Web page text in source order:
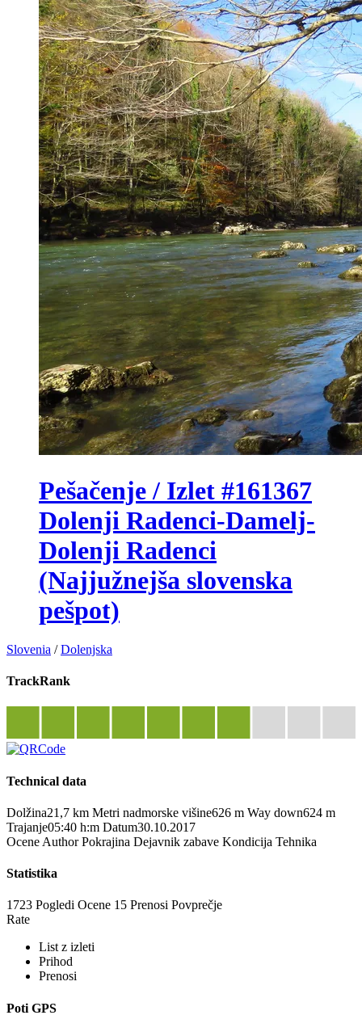
Pešačenje / Izlet #161367
Dolenji Radenci-Damelj-
Dolenji Radenci
(Najjužnejša slovenska
pešpot)
Slovenia /Dolenjska
TrackRank
Technical data
Dolžina21,7 km Metri nadmorske višine626 m Way down624 m
Trajanje05:40 h:m Datum30.10.2017
Ocene Author Pokrajina Dejavnik zabave Kondicija Tehnika
Statistika
1723 Pogledi Ocene 15 Prenosi Povprečje
Rate
List z izleti
Prihod
Prenosi
Poti GPS